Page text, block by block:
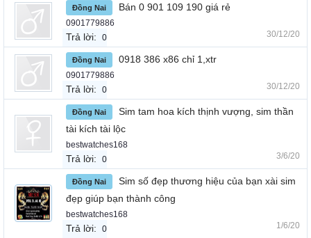
Đồng Nai Bán 0 901 109 190 giá rẻ
0901779886
Trả lời: 0 30/12/20
Đồng Nai 0918 386 x86 chỉ 1,xtr
0901779886
Trả lời: 0 30/12/20
Đồng Nai
Sim tam hoa kích thịnh vượng, sim thần
tài kích tài lộc
bestwatches168
Trả lời: 0 3/6/20
Đồng Nai
Sim số đẹp thương hiệu của bạn xài sim
đẹp giúp bạn thành công
bestwatches168
Trả lời: 0 1/6/20